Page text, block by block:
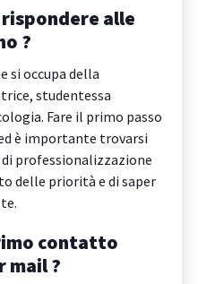
rispondere alle
?
si occupa della
studentessa
Fare il primo passo
è importante trovarsi
professionalizzazione
delle priorità e di saper
contatto
mail ?